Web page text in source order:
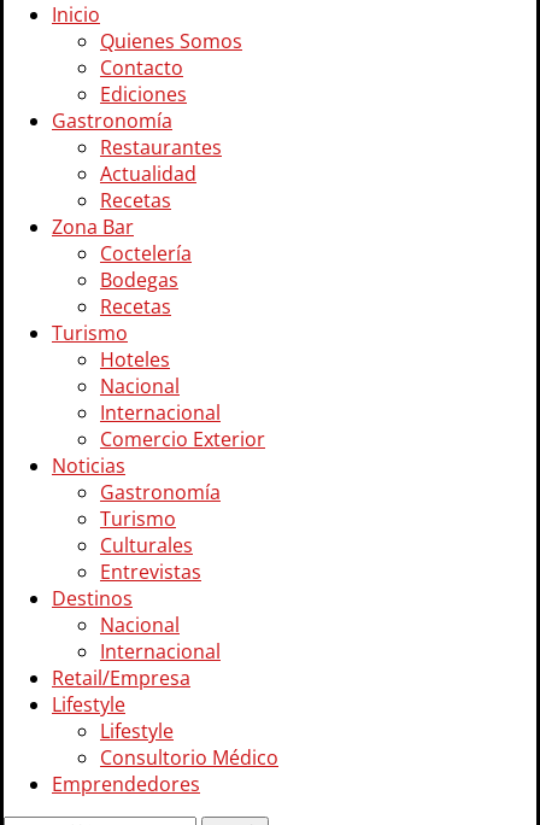
Inicio
Quienes Somos
Contacto
Ediciones
Gastronomía
Restaurantes
Actualidad
Recetas
Zona Bar
Coctelería
Bodegas
Recetas
Turismo
Hoteles
Nacional
Internacional
Comercio Exterior
Noticias
Gastronomía
Turismo
Culturales
Entrevistas
Destinos
Nacional
Internacional
Retail/Empresa
Lifestyle
Lifestyle
Consultorio Médico
Emprendedores